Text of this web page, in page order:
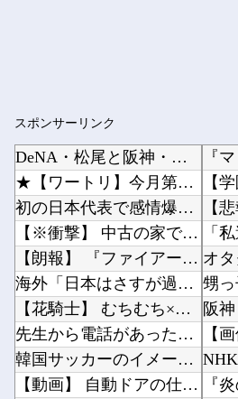
スポンサーリンク
DeNA・松尾と阪神・伏見が激突！タイミングはアウト、松尾はコリジョンが適用されない自然な...
★【ワートリ】今月第261話「遠征選抜試験Ⅱ④」【最新話コメント用】
初の日本代表で感情爆発「使わないんだったら呼ぶな！」 涙ながらに訴え「俺を何で選んだんだ？...
【※衝撃】 中古の家でウジ虫がどんどんわいてくる→思い切って床板を剥してみた結果、やっぱり...
【朗報】 『ファイアーエムブレム 万紫千紅』真の主人公マイユニはキャラメイクが可能
海外「日本はさすが過ぎるｗ」 日本は野生動物の喧嘩さえ可愛くなってしまうと世界が騒然
【花騎士】 むちむち×ほぼ痴女… ＆童貞を穀す服っぽい服をきたホウオウボクへの反応！！！
先生から電話があったんだけど、「～とか～」「～とか考えて～」と何度も言ってたのが耳に残って...
韓国サッカーのイメージが墜落
【動画】 自動ドアの仕組みを理解した富山のツバメが賢い。